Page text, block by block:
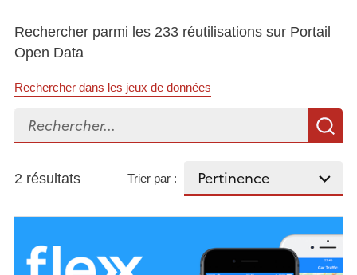
Rechercher parmi les 233 réutilisations sur Portail
Open Data
Rechercher dans les jeux de données
Rechercher...
2 résultats Trier par :